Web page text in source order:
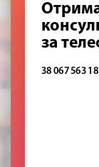
за
38 067 563